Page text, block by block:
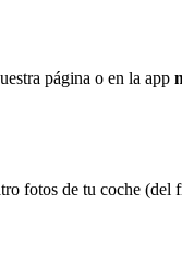
página o en la app
fotos de tu coche